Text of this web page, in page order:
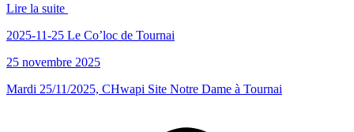
Lire la suite
2025-11-25 Le Co’loc de Tournai
25 novembre 2025
Mardi 25/11/2025, CHwapi Site Notre Dame à Tournai